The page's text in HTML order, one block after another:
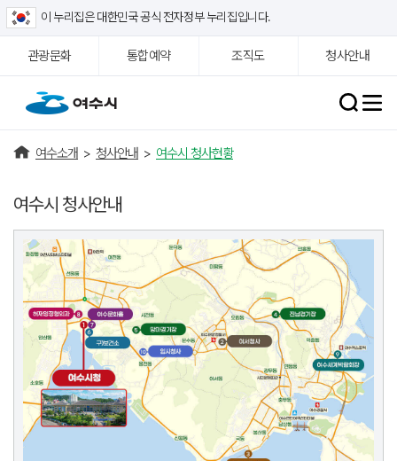
이 누리집은 대한민국 공식 전자정부 누리집입니다.
관광문화 통합예약 조직도 청사안내
여수소개 > 청사안내 > 여수시 청사현황
여수시 청사안내